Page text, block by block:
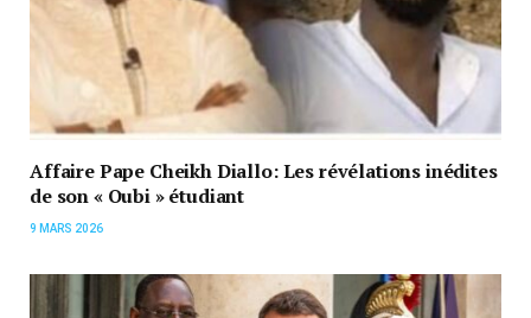
Affaire Pape Cheikh Diallo: Les révélations inédites
de son « Oubi » étudiant
9 MARS 2026